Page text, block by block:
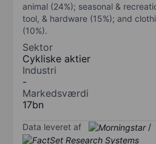
animal (24%); seasonal &
tool, & hardware (15%); and
(10%).
Sektor
Cykliske aktier
Industri
-
Markedsværdi
17bn
Data leveret af /